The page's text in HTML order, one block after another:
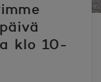
klo 10-